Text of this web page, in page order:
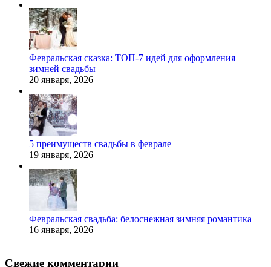
Февральская сказка: ТОП-7 идей для оформления
зимней свадьбы
20 января, 2026
5 преимуществ свадьбы в феврале
19 января, 2026
Февральская свадьба: белоснежная зимняя романтика
16 января, 2026
Свежие комментарии